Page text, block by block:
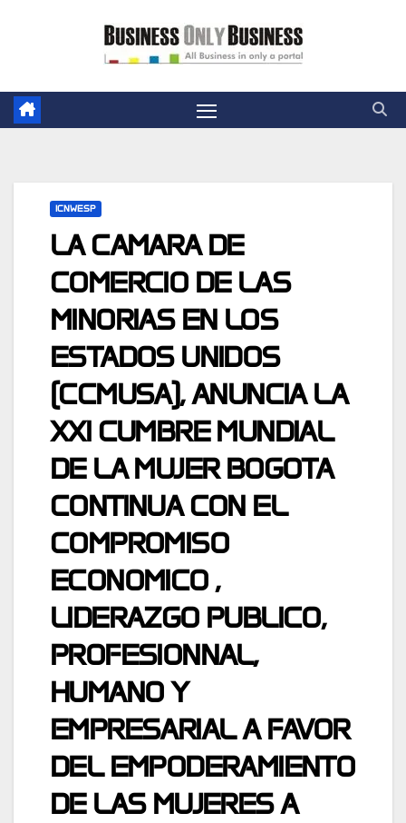
ICNWESP
LA CAMARA DE
COMERCIO DE LAS
MINORIAS EN LOS
ESTADOS UNIDOS
(CCMUSA), ANUNCIA LA
XXI CUMBRE MUNDIAL
DE LA MUJER BOGOTA
CONTINUA CON EL
COMPROMISO
ECONOMICO ,
LIDERAZGO PUBLICO,
PROFESIONNAL,
HUMANO Y
EMPRESARIAL A FAVOR
DEL EMPODERAMIENTO
DE LAS MUJERES A